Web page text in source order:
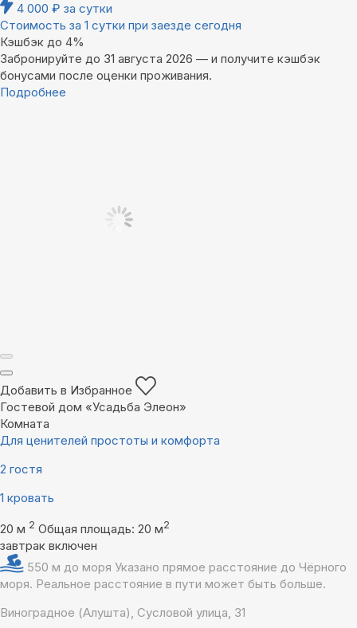
4 000 ₽ за сутки
Стоимость за 1 сутки при заезде сегодня
Кэшбэк до 4%
Забронируйте до 31 августа 2026 — и получите кэшбэк
бонусами после оценки проживания.
Подробнее
Добавить в Избранное
Гостевой дом «Усадьба Элеон»
Комната
Для ценителей простоты и комфорта
2 гостя
1 кровать
20 м 2 Общая площадь: 20 м2
завтрак включен
550 м до моря Указано прямое расстояние до Чёрного
моря. Реальное расстояние в пути может быть больше.
Виноградное (Алушта), Сусловой улица, 31